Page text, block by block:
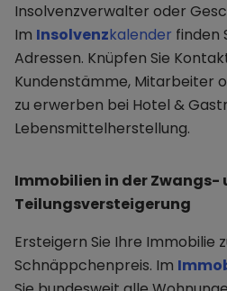
Insolvenzverwalter oder
Im Insolvenzkalender finden
Adressen. Knüpfen Sie
Kundenstämme, Mitarbeiter
zu erwerben bei Hotel &
Lebensmittelherstellung.
Immobilien in der Zwangs-
Teilungsversteigerung
Ersteigern Sie Ihre Immobilie
Schnäppchenpreis. Im